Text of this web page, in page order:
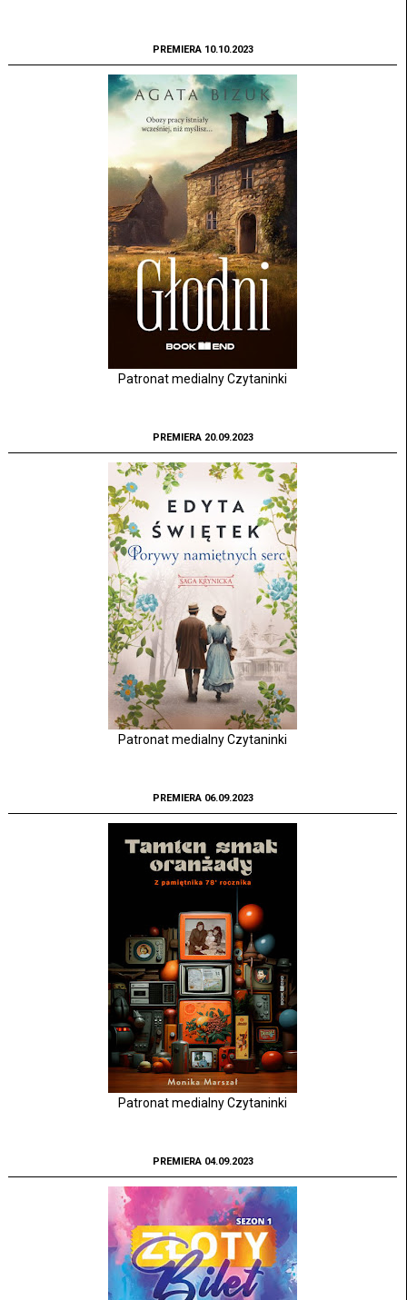
PREMIERA 10.10.2023
Patronat medialny Czytaninki
PREMIERA 20.09.2023
Patronat medialny Czytaninki
PREMIERA 06.09.2023
Patronat medialny Czytaninki
PREMIERA 04.09.2023